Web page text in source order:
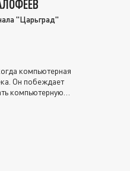
"Царьград"
компьютерная
Он побеждает
компьютерную